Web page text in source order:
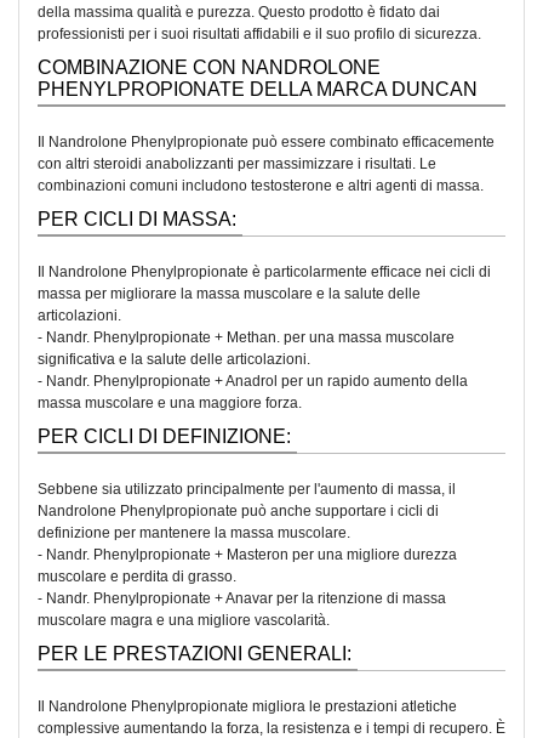
della massima qualità e purezza. Questo prodotto è fidato dai
professionisti per i suoi risultati affidabili e il suo profilo di sicurezza.
COMBINAZIONE CON NANDROLONE
PHENYLPROPIONATE DELLA MARCA DUNCAN
Il Nandrolone Phenylpropionate può essere combinato efficacemente
con altri steroidi anabolizzanti per massimizzare i risultati. Le
combinazioni comuni includono testosterone e altri agenti di massa.
PER CICLI DI MASSA:
Il Nandrolone Phenylpropionate è particolarmente efficace nei cicli di
massa per migliorare la massa muscolare e la salute delle
articolazioni.
- Nandr. Phenylpropionate + Methan. per una massa muscolare
significativa e la salute delle articolazioni.
- Nandr. Phenylpropionate + Anadrol per un rapido aumento della
massa muscolare e una maggiore forza.
PER CICLI DI DEFINIZIONE:
Sebbene sia utilizzato principalmente per l'aumento di massa, il
Nandrolone Phenylpropionate può anche supportare i cicli di
definizione per mantenere la massa muscolare.
- Nandr. Phenylpropionate + Masteron per una migliore durezza
muscolare e perdita di grasso.
- Nandr. Phenylpropionate + Anavar per la ritenzione di massa
muscolare magra e una migliore vascolarità.
PER LE PRESTAZIONI GENERALI:
Il Nandrolone Phenylpropionate migliora le prestazioni atletiche
complessive aumentando la forza, la resistenza e i tempi di recupero. È